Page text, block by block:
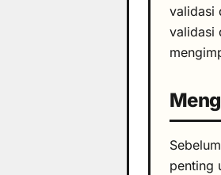
validasi
validasi
penting